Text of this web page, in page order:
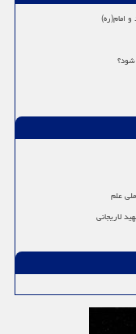
و امام(ره)
شود؟
علم
لاریجانی